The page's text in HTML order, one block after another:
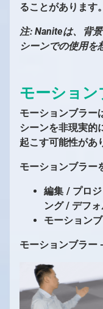
ることがあります。
注: Naniteは、背
シーンでの使用を
モーション
モーションブラー
シーンを非現実的
起こす可能性があ
モーションブラー
編集 / プロ
ング / デフ
モーション
モーションブラー